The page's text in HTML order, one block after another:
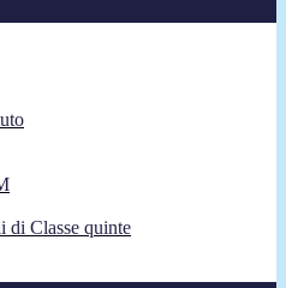
di Classe quinte